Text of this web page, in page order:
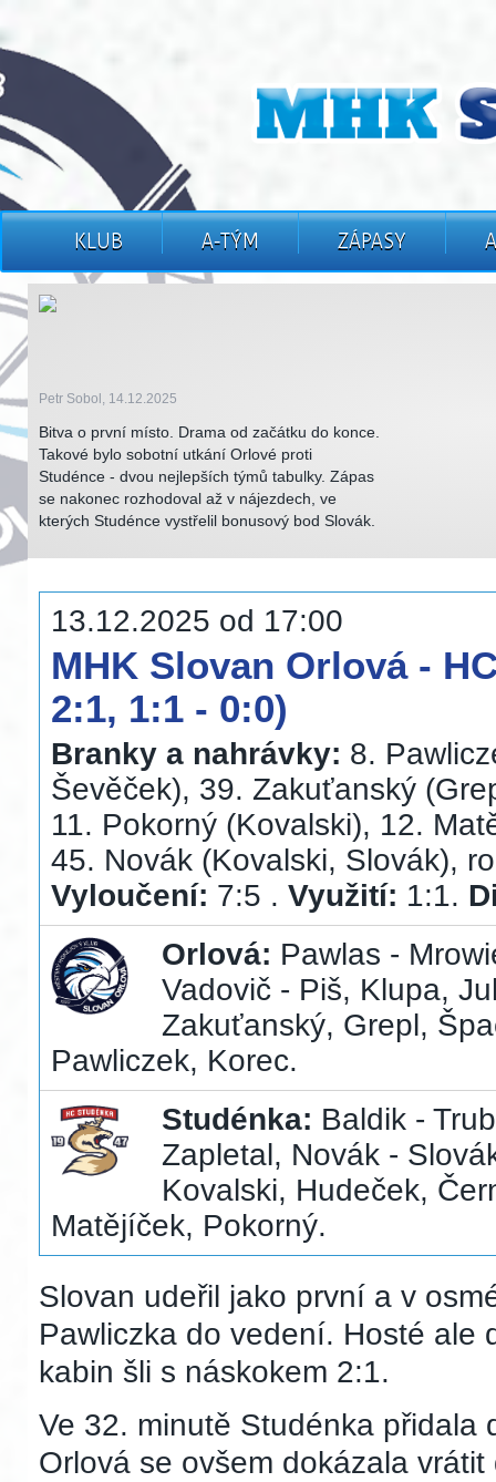
KLUB A-TÝM ZÁPASY
Petr Sobol, 14.12.2025
Bitva o první místo. Drama od začátku do konce.
Takové bylo sobotní utkání Orlové proti
Studénce - dvou nejlepších týmů tabulky. Zápas
se nakonec rozhodoval až v nájezdech, ve
kterých Studénce vystřelil bonusový bod Slovák.
13.12.2025 od 17:00
MHK Slovan Orlová -
2:1, 1:1 - 0:0)
Branky a nahrávky: 8.
Ševěček), 39. Zakuťanský
11. Pokorný (Kovalski), 12.
45. Novák (Kovalski, Slovák),
Vyloučení: 7:5 . Využití: 1:1.
Orlová: Pawlas -
Vadovič - Piš, Klupa,
Zakuťanský, Grepl,
Pawliczek, Korec.
Studénka: Baldik -
Zapletal, Novák -
Kovalski, Hudeček,
Matějíček, Pokorný.
Slovan udeřil jako první a v
Pawliczka do vedení. Hosté ale
kabin šli s náskokem 2:1.
Ve 32. minutě Studénka přidala
Orlová se ovšem dokázala